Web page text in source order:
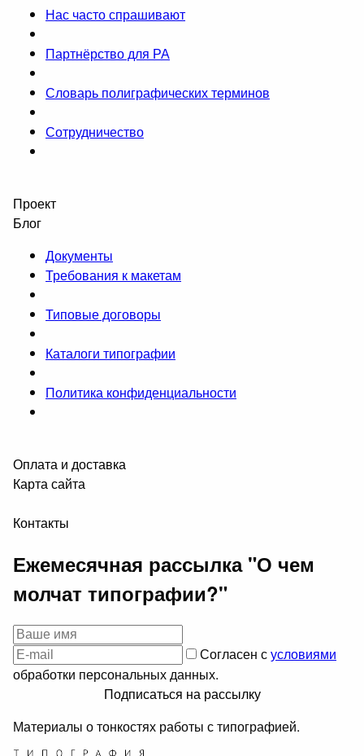
Нас часто спрашивают
Партнёрство для РА
Словарь полиграфических терминов
Сотрудничество
Проект
Блог
Документы
Требования к макетам
Типовые договоры
Каталоги типографии
Политика конфиденциальности
Оплата и доставка
Карта сайта
Контакты
Ежемесячная рассылка "О чем
молчат типографии?"
Согласен сусловиями
обработки персональных данных.
Подписаться на рассылку
Материалы о тонкостях работы с типографией.